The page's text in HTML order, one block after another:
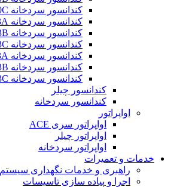
کندانسور سردخانه ACS-450C
کندانسور سردخانه ACS-463A
کندانسور سردخانه ACS-463B
کندانسور سردخانه ACS-463C
کندانسور سردخانه ACS-663A
کندانسور سردخانه ACS-663B
کندانسور سردخانه ACS-663C
کندانسور چیلر
کندانسور سردخانه
اواپراتور
اواپراتور سری ACE
اواپراتور چیلر
اواپراتور سردخانه
خدمات و تعمیرات
راهبری و خدمات نگهداری سیستم
اجرا و پیاده سازی تاسیسات